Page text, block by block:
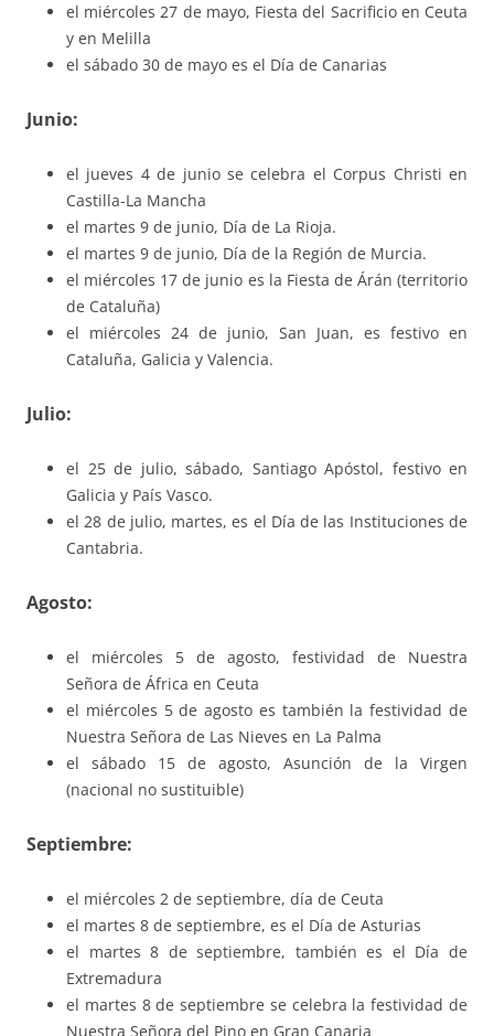
el miércoles 27 de mayo, Fiesta del Sacrificio en Ceuta
y en Melilla
el sábado 30 de mayo es el Día de Canarias
Junio:
el jueves 4 de junio se celebra el Corpus Christi en
Castilla-La Mancha
el martes 9 de junio, Día de La Rioja.
el martes 9 de junio, Día de la Región de Murcia.
el miércoles 17 de junio es la Fiesta de Árán (territorio
de Cataluña)
el miércoles 24 de junio, San Juan, es festivo en
Cataluña, Galicia y Valencia.
Julio:
el 25 de julio, sábado, Santiago Apóstol, festivo en
Galicia y País Vasco.
el 28 de julio, martes, es el Día de las Instituciones de
Cantabria.
Agosto:
el miércoles 5 de agosto, festividad de Nuestra
Señora de África en Ceuta
el miércoles 5 de agosto es también la festividad de
Nuestra Señora de Las Nieves en La Palma
el sábado 15 de agosto, Asunción de la Virgen
(nacional no sustituible)
Septiembre:
el miércoles 2 de septiembre, día de Ceuta
el martes 8 de septiembre, es el Día de Asturias
el martes 8 de septiembre, también es el Día de
Extremadura
el martes 8 de septiembre se celebra la festividad de
Nuestra Señora del Pino en Gran Canaria